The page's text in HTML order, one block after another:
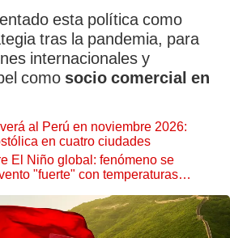
esta política como
tras la pandemia, para
internacionales y
como socio comercial en
al Perú en noviembre 2026:
en cuatro ciudades
El Niño global: fenómeno se
"fuerte" con temperaturas